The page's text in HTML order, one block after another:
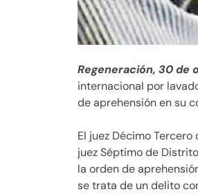
Regeneración, 30 de
internacional por
de aprehensión en su
El juez Décimo
juez Séptimo de
la orden de
se trata de un delito